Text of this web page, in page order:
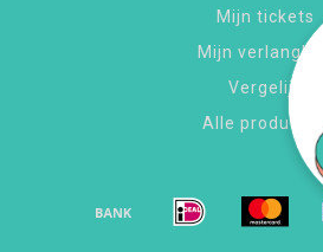
Mijn tickets
Mijn verlanglijst
Vergelijk
Alle producten